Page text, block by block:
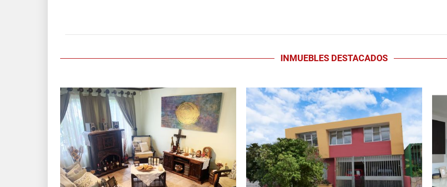
INMUEBLES DESTACADOS